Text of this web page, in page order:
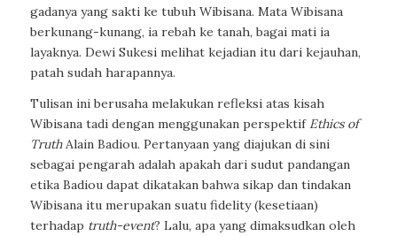
gadanya yang sakti ke tubuh Wibisana. Mata Wibisana
berkunang-kunang, ia rebah ke tanah, bagai mati ia
layaknya. Dewi Sukesi melihat kejadian itu dari kejauhan,
patah sudah harapannya.
Tulisan ini berusaha melakukan refleksi atas kisah
Wibisana tadi dengan menggunakan perspektif Ethics of
TruthAlain Badiou. Pertanyaan yang diajukan di sini
sebagai pengarah adalah apakah dari sudut pandangan
etika Badiou dapat dikatakan bahwa sikap dan tindakan
Wibisana itu merupakan suatu fidelity (kesetiaan)
terhadap truth-event? Lalu, apa yang dimaksudkan oleh